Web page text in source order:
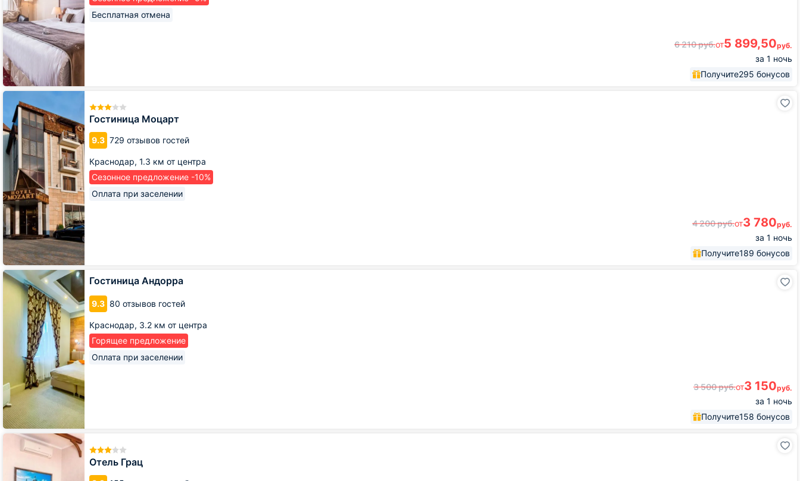
Бесплатная отмена
6 210руб.от5 899,50руб.
за 1 ночь
Получите295 бонусов
Гостиница Моцарт
9.3 729 отзывов гостей
Краснодар, 1.3 км от центра
Сезонное предложение -10%
Оплата при заселении
4 200руб.от3 780руб.
за 1 ночь
Получите189 бонусов
Гостиница
Моцарт
Гостиница Андорра
9.3 80 отзывов гостей
Краснодар, 3.2 км от центра
Горящее предложение
Оплата при заселении
3 500руб.от3 150руб.
за 1 ночь
Получите158 бонусов
Гостиница
Андорра
Отель Грац
Отель